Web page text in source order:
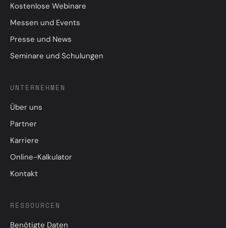
Kostenlose Webinare
Messen und Events
Presse und News
Seminare und Schulungen
UNTERNEHMEN
Über uns
Partner
Karriere
Online-Kalkulator
Kontakt
RESSOURCEN
Benötigte Daten